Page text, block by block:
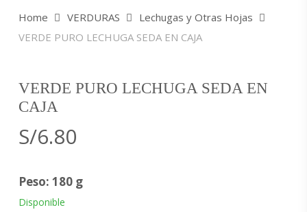
Home VERDURAS
Lechugas y Otras Hojas
VERDE PURO LECHUGA SEDA EN CAJA
VERDE PURO LECHUGA SEDA EN
CAJA
S/6.80
Peso: 180 g
Disponible